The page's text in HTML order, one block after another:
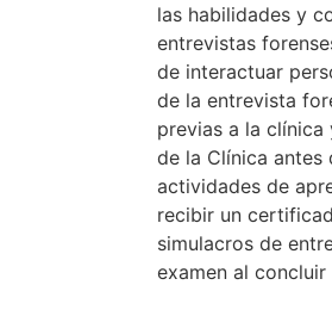
las habilidades y
entrevistas
de interactuar
de la entrevista
previas a la
de la Clínica antes
actividades de
recibir un
simulacros de
examen al concluir